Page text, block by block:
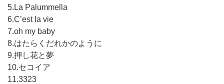
5.La Palummella
6.C’est la vie
7.oh my baby
8.はたらくだれかのように
9.押し花と夢
10.セコイア
11.3323